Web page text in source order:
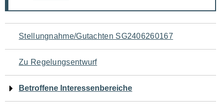
Navigation
für
den
Seiteninhalt
Stellungnahme/Gutachten SG2406260167
Zu Regelungsentwurf
Betroffene Interessenbereiche